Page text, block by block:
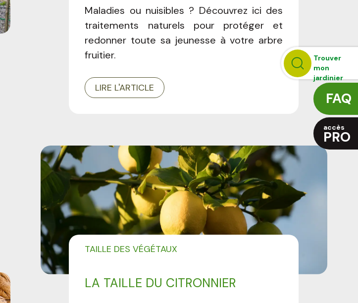
Trouver
mon
jardinier
FAQ
accès
PRO
Maladies ou nuisibles ? Découvrez ici des
traitements naturels pour protéger et
redonner toute sa jeunesse à votre arbre
fruitier.
LIRE L'ARTICLE
LA TAILLE DU CITRONNIER
TAILLE DES VÉGÉTAUX